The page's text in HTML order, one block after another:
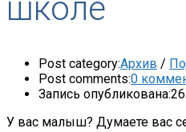
школе
Post category:Архив /
Post comments:0
Запись опубликована:
У вас малыш? Думаете вас